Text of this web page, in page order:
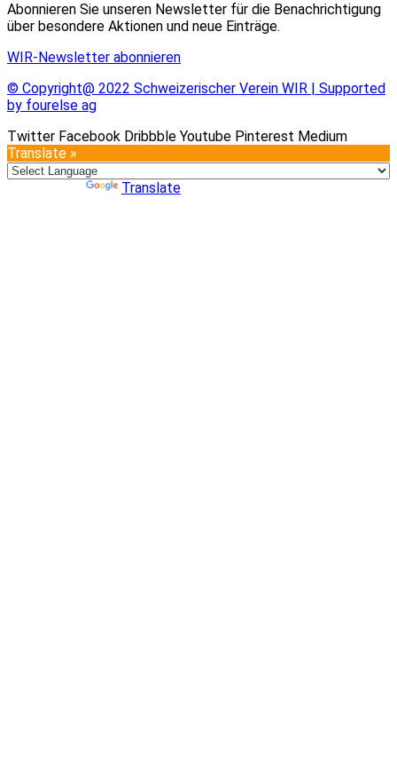
Abonnieren Sie unseren Newsletter für die Benachrichtigung
über besondere Aktionen und neue Einträge.
WIR-Newsletter abonnieren
© Copyright@ 2022 Schweizerischer Verein WIR | Supported
by fourelse ag
Twitter Facebook Dribbble Youtube Pinterest Medium
Translate »
Translate